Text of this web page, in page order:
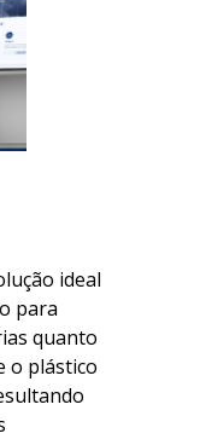
ideal
para
quanto
o plástico